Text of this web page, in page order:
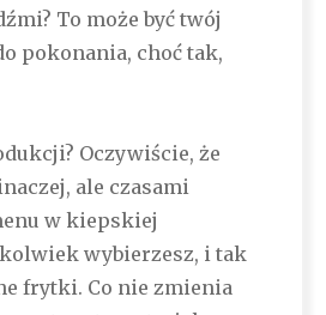
To może być twój
pokonania, choć tak,
Oczywiście, że
ale czasami
w kiepskiej
wybierzesz, i tak
frytki. Co nie zmienia